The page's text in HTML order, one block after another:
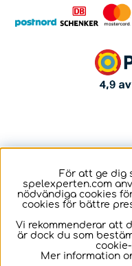
För att ge dig
spelexperten.com
nödvändiga cookies
cookies för bättre
Vi rekommenderar att
är dock du som
Mer information